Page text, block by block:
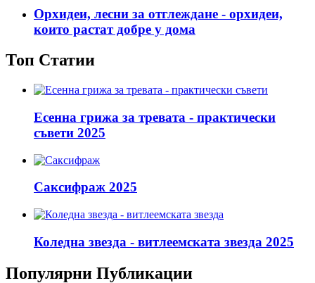
Орхидеи, лесни за отглеждане - орхидеи,
които растат добре у дома
Топ Статии
Есенна грижа за тревата - практически
съвети 2025
Саксифраж 2025
Коледна звезда - витлеемската звезда 2025
Популярни Публикации